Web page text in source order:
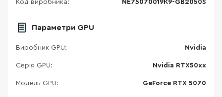
Код виробника: NE75070019K9-GB2050S
Параметри GPU
Виробник GPU: Nvidia
Серія GPU: Nvidia RTX50xx
Модель GPU: GeForce RTX 5070